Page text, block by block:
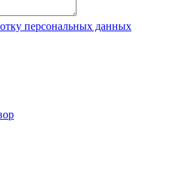
персональных данных